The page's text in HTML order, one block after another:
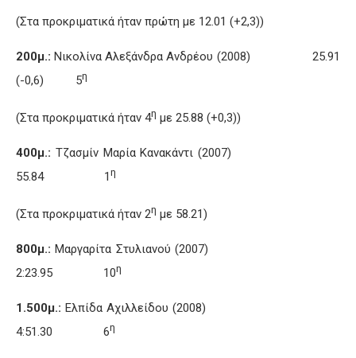
(Στα προκριματικά ήταν πρώτη με 12.01 (+2,3))
200μ.: Νικολίνα Αλεξάνδρα Ανδρέου (2008) 25.91
(-0,6) 5η
(Στα προκριματικά ήταν 4η με 25.88 (+0,3))
400μ.: Τζασμίν Μαρία Κανακάντι (2007)
55.84 1 η
(Στα προκριματικά ήταν 2η με 58.21)
800μ.: Μαργαρίτα Στυλιανού (2007)
2:23.95 10η
1.500μ.: Ελπίδα Αχιλλείδου (2008)
4:51.30 6η